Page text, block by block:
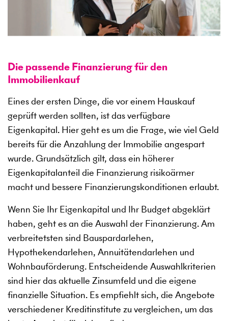
Die passende Finanzierung für den
Immobilienkauf
Eines der ersten Dinge, die vor einem Hauskauf
geprüft werden sollten, ist das verfügbare
Eigenkapital. Hier geht es um die Frage, wie viel Geld
bereits für die Anzahlung der Immobilie angespart
wurde. Grundsätzlich gilt, dass ein höherer
Eigenkapitalanteil die Finanzierung risikoärmer
macht und bessere Finanzierungskonditionen erlaubt.
Wenn Sie Ihr Eigenkapital und Ihr Budget abgeklärt
haben, geht es an die Auswahl der Finanzierung. Am
verbreitetsten sind Bauspardarlehen,
Hypothekendarlehen, Annuitätendarlehen und
Wohnbauförderung. Entscheidende Auswahlkriterien
sind hier das aktuelle Zinsumfeld und die eigene
finanzielle Situation. Es empfiehlt sich, die Angebote
verschiedener Kreditinstitute zu vergleichen, um das